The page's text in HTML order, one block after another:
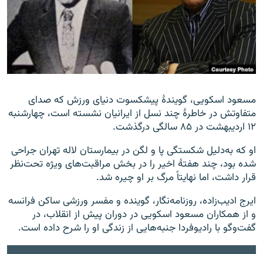
زبان‌های دیگر
مسعود اسکویی، گویندهٔ پیشکسوت دنیای ورزش که صدای
متفاوتش در خاطرهٔ چند نسل از ایرانیان نشسته است، چهارشنبه
۱۲ اردیبهشت در ۸۵ سالگی درگذشت.
او که به‌دلیل شکستگی پا و لگن در بیمارستان لاله تهران جراحی
شده بود، چند هفتهٔ اخیر را در بخش مراقبت‌های ویژه تحت‌نظر
قرار داشت، اما نهایتاً مرگ بر او چیره شد.
ایرج ادیب‌زاده، روزنامه‌نگار، گوینده و مفسر ورزشی ساکن فرانسه
و از همکاران مسعود اسکویی در دوران پیش از انقلاب، در
گفت‌وگو با رادیوفردا جنبه‌هایی از زندگی او را شرح داده است.